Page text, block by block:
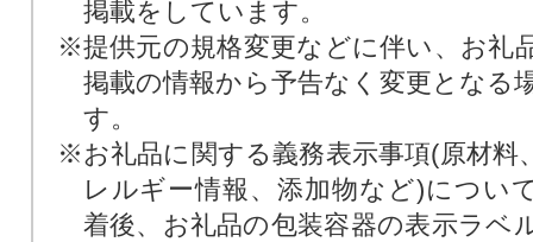
掲載をしています。
※提供元の規格変更などに伴い、お礼
掲載の情報から予告なく変更となる
す。
※お礼品に関する義務表示事項(原材料
レルギー情報、添加物など)につい
着後、お礼品の包装容器の表示ラベ